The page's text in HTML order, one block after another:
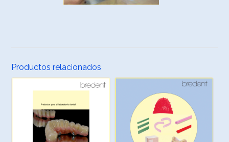
Productos relacionados